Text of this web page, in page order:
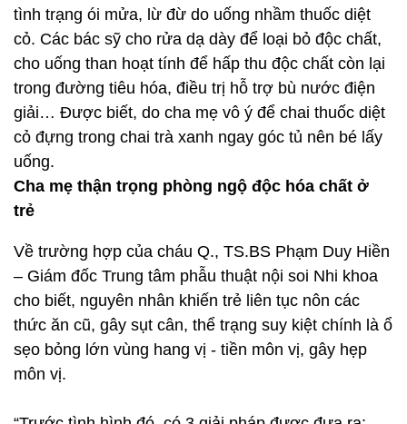
tình trạng ói mửa, lừ đừ do uống nhầm thuốc diệt
cỏ. Các bác sỹ cho rửa dạ dày để loại bỏ độc chất,
cho uống than hoạt tính để hấp thu độc chất còn lại
trong đường tiêu hóa, điều trị hỗ trợ bù nước điện
giải… Được biết, do cha mẹ vô ý để chai thuốc diệt
cỏ đựng trong chai trà xanh ngay góc tủ nên bé lấy
uống.
Cha mẹ thận trọng phòng ngộ độc hóa chất ở
trẻ
Về trường hợp của cháu Q., TS.BS Phạm Duy Hiền
– Giám đốc Trung tâm phẫu thuật nội soi Nhi khoa
cho biết, nguyên nhân khiến trẻ liên tục nôn các
thức ăn cũ, gây sụt cân, thể trạng suy kiệt chính là ổ
sẹo bỏng lớn vùng hang vị - tiền môn vị, gây hẹp
môn vị.